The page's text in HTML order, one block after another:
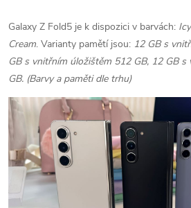
Galaxy Z Fold5 je k dispozici v barvách:
Cream. Varianty pamětí jsou: 12 GB s
GB s vnitřním úložištěm 512 GB, 12 GB
GB. (Barvy a paměti dle trhu)